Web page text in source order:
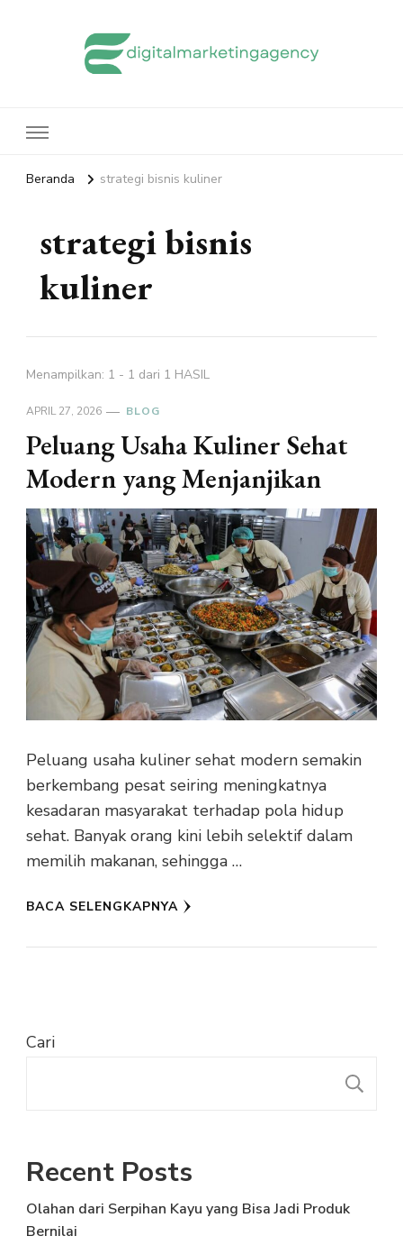
Beranda strategi bisnis kuliner
strategi bisnis
kuliner
Menampilkan: 1 - 1 dari 1 HASIL
APRIL 27, 2026 BLOG
Peluang Usaha Kuliner Sehat
Modern yang Menjanjikan
Peluang usaha kuliner sehat modern semakin
berkembang pesat seiring meningkatnya
kesadaran masyarakat terhadap pola hidup
sehat. Banyak orang kini lebih selektif dalam
memilih makanan, sehingga …
BACA SELENGKAPNYA
Cari
Recent Posts
Olahan dari Serpihan Kayu yang Bisa Jadi Produk
Bernilai